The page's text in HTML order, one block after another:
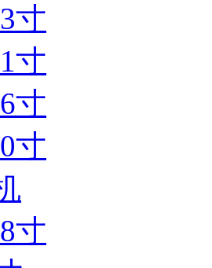
寸
寸
寸
寸
寸